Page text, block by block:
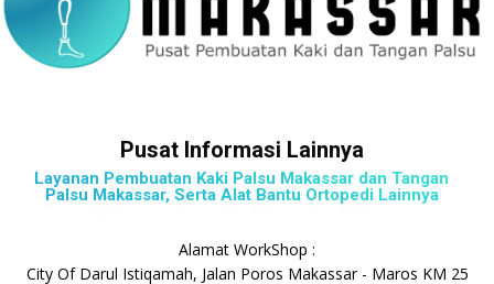
Pusat Informasi Lainnya
Layanan Pembuatan Kaki Palsu Makassar dan Tangan
Palsu Makassar, Serta Alat Bantu Ortopedi Lainnya
Alamat WorkShop :
City Of Darul Istiqamah, Jalan Poros Makassar - Maros KM 25